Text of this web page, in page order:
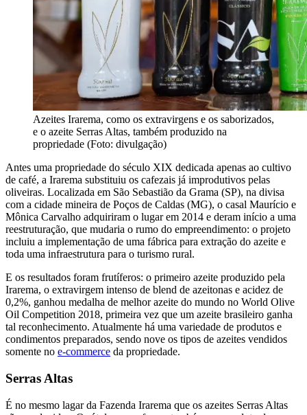
Azeites Irarema, como os extravirgens e os saborizados,
e o azeite Serras Altas, também produzido na
propriedade (Foto: divulgação)
Antes uma propriedade do século XIX dedicada apenas ao cultivo
de café, a Irarema substituiu os cafezais já improdutivos pelas
oliveiras. Localizada em São Sebastião da Grama (SP), na divisa
com a cidade mineira de Poços de Caldas (MG), o casal Maurício e
Mônica Carvalho adquiriram o lugar em 2014 e deram início a uma
reestruturação, que mudaria o rumo do empreendimento: o projeto
incluiu a implementação de uma fábrica para extração do azeite e
toda uma infraestrutura para o turismo rural.
E os resultados foram frutíferos: o primeiro azeite produzido pela
Irarema, o extravirgem intenso de blend de azeitonas e acidez de
0,2%, ganhou medalha de melhor azeite do mundo no World Olive
Oil Competition 2018, primeira vez que um azeite brasileiro ganha
tal reconhecimento. Atualmente há uma variedade de produtos e
condimentos preparados, sendo nove os tipos de azeites vendidos
somente no e-commerce da propriedade.
Serras Altas
É no mesmo lagar da Fazenda Irarema que os azeites Serras Altas